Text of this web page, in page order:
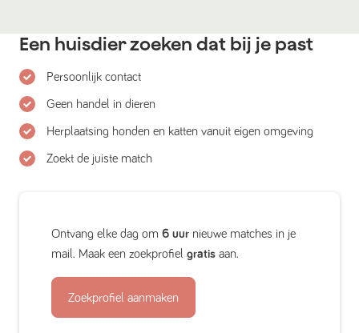
Een huisdier zoeken dat bij je past
Persoonlijk contact
Geen handel in dieren
Herplaatsing honden en katten vanuit eigen omgeving
Zoekt de juiste match
Ontvang elke dag om 6 uur nieuwe matches in je
mail. Maak een zoekprofiel gratis aan.
Zoekprofiel aanmaken